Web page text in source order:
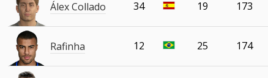
Álex Collado 34 19 173
Rafinha 12 25 174